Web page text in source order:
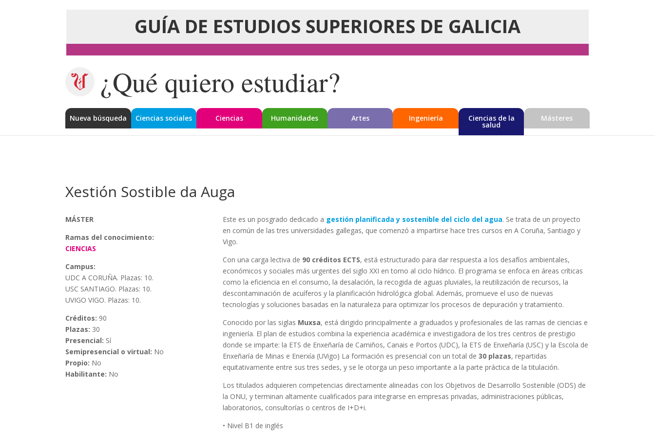
GUÍA DE ESTUDIOS SUPERIORES DE GALICIA
¿Qué quiero estudiar?
Nueva búsqueda Ciencias sociales Ciencias Humanidades Artes Ingeniería Ciencias de la
salud
Másteres
Xestión Sostible da Auga
MÁSTER
Ramas del conocimiento:
CIENCIAS
Campus:
UDC A CORUÑA. Plazas: 10.
USC SANTIAGO. Plazas: 10.
UVIGO VIGO. Plazas: 10.
Créditos: 90
Plazas: 30
Presencial: Sí
Semipresencial o virtual: No
Propio: No
Habilitante: No
Este es un posgrado dedicado a gestión planificada y sostenible del ciclo del agua. Se trata de un proyecto
en común de las tres universidades gallegas, que comenzó a impartirse hace tres cursos en A Coruña, Santiago y
Vigo.
Con una carga lectiva de 90 créditos ECTS, está estructurado para dar respuesta a los desafíos ambientales,
económicos y sociales más urgentes del siglo XXI en torno al ciclo hídrico. El programa se enfoca en áreas críticas
como la eficiencia en el consumo, la desalación, la recogida de aguas pluviales, la reutilización de recursos, la
descontaminación de acuíferos y la planificación hidrológica global. Además, promueve el uso de nuevas
tecnologías y soluciones basadas en la naturaleza para optimizar los procesos de depuración y tratamiento.
Conocido por las siglas Muxsa, está dirigido principalmente a graduados y profesionales de las ramas de ciencias e
ingeniería. El plan de estudios combina la experiencia académica e investigadora de los tres centros de prestigio
donde se imparte: la ETS de Enxeñaría de Camiños, Canais e Portos (UDC), la ETS de Enxeñaría (USC) y la Escola de
Enxeñaría de Minas e Enerxía (UVigo) La formación es presencial con un total de 30 plazas, repartidas
equitativamente entre sus tres sedes, y se le otorga un peso importante a la parte práctica de la titulación.
Los titulados adquieren competencias directamente alineadas con los Objetivos de Desarrollo Sostenible (ODS) de
la ONU, y terminan altamente cualificados para integrarse en empresas privadas, administraciones públicas,
laboratorios, consultorías o centros de I+D+i.
• Nivel B1 de inglés